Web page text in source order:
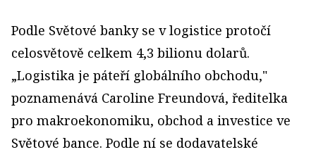
Podle Světové banky se v logistice protočí
celosvětově celkem 4,3 bilionu dolarů.
„Logistika je páteří globálního obchodu,"
poznamenává Caroline Freundová, ředitelka
pro makroekonomiku, obchod a investice ve
Světové bance. Podle ní se dodavatelské